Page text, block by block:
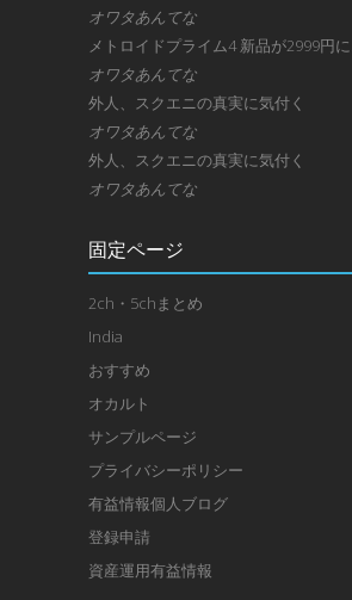
オワタあんてな
メトロイドプライム4 新品が2999円に…
オワタあんてな
外人、スクエニの真実に気付く
オワタあんてな
外人、スクエニの真実に気付く
オワタあんてな
固定ページ
2ch・5chまとめ
India
おすすめ
オカルト
サンプルページ
プライバシーポリシー
有益情報個人ブログ
登録申請
資産運用有益情報